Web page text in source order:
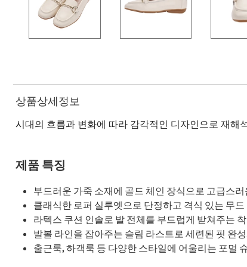
상품상세정보
시대의 흐름과 변화에 따라 감각적인 디자인으로 재
제품 특징
부드러운 가죽 소재에 골드 체인 장식으로 고급스
클래식한 로퍼 실루엣으로 단정하고 격식 있는 무드
라텍스 쿠션 인솔로 발 전체를 부드럽게 받쳐주는
발볼 라인을 잡아주는 슬림 라스트로 세련된 핏 완
출근룩, 하객룩 등 다양한 스타일에 어울리는 포멀